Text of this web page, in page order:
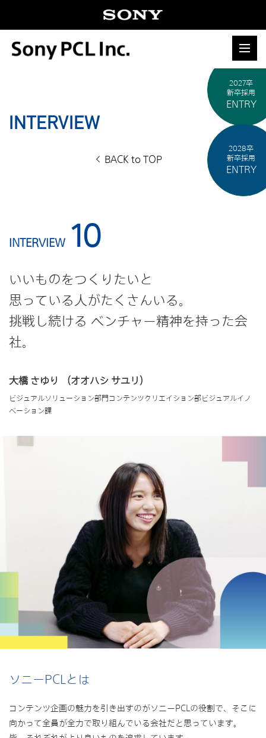
2027卒
新卒採用
ENTRY
2028卒
新卒採用
ENTRY
INTERVIEW
BACK to TOP
INTERVIEW 10
いいものをつくりたいと
思っている人がたくさんいる。
挑戦し続ける ベンチャー精神を持った会
社。
大橋 さゆり （オオハシ サユリ）
ビジュアルソリューション部門コンテンツクリエイション部ビジュアルイノ
ベーション課
ソニーPCLとは
コンテンツ企画の魅力を引き出すのがソニーPCLの役割で、そこに
向かって全員が全力で取り組んでいる会社だと思っています。